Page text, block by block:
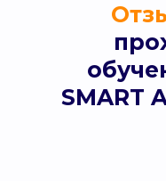
SMART